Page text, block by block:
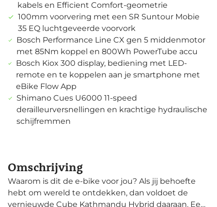
kabels en Efficient Comfort-geometrie
100mm voorvering met een SR Suntour Mobie
35 EQ luchtgeveerde voorvork
Bosch Performance Line CX gen 5 middenmotor
met 85Nm koppel en 800Wh PowerTube accu
Bosch Kiox 300 display, bediening met LED-
remote en te koppelen aan je smartphone met
eBike Flow App
Shimano Cues U6000 11-speed
derailleurversnellingen en krachtige hydraulische
schijfremmen
Omschrijving
Waarom is dit de e-bike voor jou? Als jij behoefte
hebt om wereld te ontdekken, dan voldoet de
vernieuwde Cube Kathmandu Hybrid daaraan. Een